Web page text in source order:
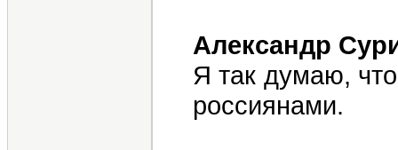
Александр
Я так думаю,
россиянами.